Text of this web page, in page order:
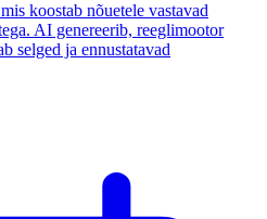
koostab nõuetele vastavad
AI genereerib, reeglimootor
selged ja ennustatavad